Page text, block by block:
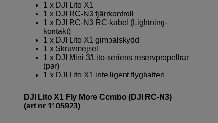
1 x DJI Lito X1
1 x DJI RC-N3 fjärrkontroll
1 x DJI RC-N3 RC-kabel (Lightning-
kontakt)
1 x DJI Lito X1 gimbalskydd
1 x Skruvmejsel
1 x DJI Mini 3/Lito-seriens reservpropellrar
(par)
1 x DJI Lito X1 intelligent flygbatteri
DJI Lito X1 Fly More Combo (DJI RC-N3)
(art.nr 1105923)